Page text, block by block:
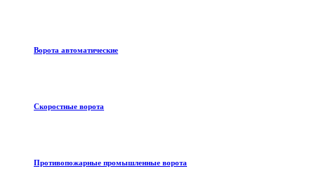
Ворота автоматические
Скоростные ворота
Противопожарные промышленные ворота